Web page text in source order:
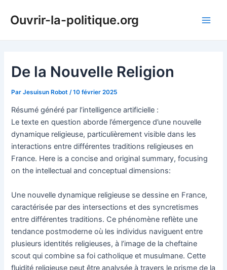
Ouvrir-la-politique.org
De la Nouvelle Religion
ParJesuisun Robot /10 février 2025
Résumé généré par l’intelligence artificielle :
Le texte en question aborde l’émergence d’une nouvelle
dynamique religieuse, particulièrement visible dans les
interactions entre différentes traditions religieuses en
France. Here is a concise and original summary, focusing
on the intellectual and conceptual dimensions:
Une nouvelle dynamique religieuse se dessine en France,
caractérisée par des intersections et des syncretismes
entre différentes traditions. Ce phénomène reflète une
tendance postmoderne où les individus naviguent entre
plusieurs identités religieuses, à l’image de la cheftaine
scout qui combine sa foi catholique et musulmane. Cette
fluidité religieuse peut être analysée à travers le prisme de la